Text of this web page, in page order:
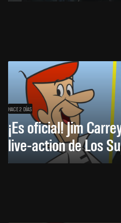
HACE 2 DÍAS
¡Es oficial! Jim
live-action de Los